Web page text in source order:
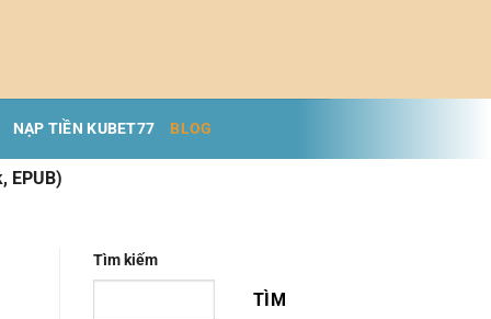
NẠP TIỀN KUBET77 BLOG
EPUB)
Tìm kiếm
TÌM